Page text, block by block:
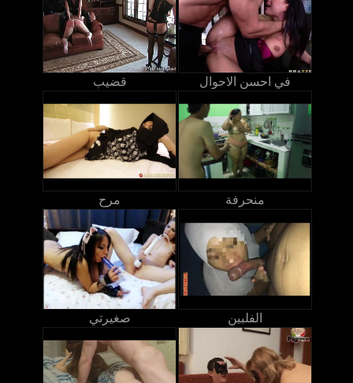
قضيب في احسن الاحوال
مرح منحرفة
صغيرتي الفلبين